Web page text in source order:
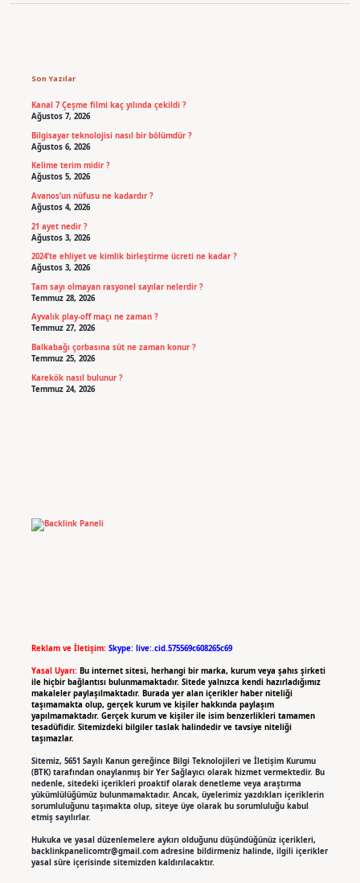
Son Yazılar
Kanal 7 Çeşme filmi kaç yılında çekildi ?
Ağustos 7, 2026
Bilgisayar teknolojisi nasıl bir bölümdür ?
Ağustos 6, 2026
Kelime terim midir ?
Ağustos 5, 2026
Avanos’un nüfusu ne kadardır ?
Ağustos 4, 2026
21 ayet nedir ?
Ağustos 3, 2026
2024’te ehliyet ve kimlik birleştirme ücreti ne kadar ?
Ağustos 3, 2026
Tam sayı olmayan rasyonel sayılar nelerdir ?
Temmuz 28, 2026
Ayvalık play-off maçı ne zaman ?
Temmuz 27, 2026
Balkabağı çorbasına süt ne zaman konur ?
Temmuz 25, 2026
Karekök nasıl bulunur ?
Temmuz 24, 2026
Reklam ve İletişim: Skype: live:.cid.575569c608265c69
Yasal Uyarı: Bu internet sitesi, herhangi bir marka, kurum veya şahıs şirketi
ile hiçbir bağlantısı bulunmamaktadır. Sitede yalnızca kendi hazırladığımız
makaleler paylaşılmaktadır. Burada yer alan içerikler haber niteliği
taşımamakta olup, gerçek kurum ve kişiler hakkında paylaşım
yapılmamaktadır. Gerçek kurum ve kişiler ile isim benzerlikleri tamamen
tesadüfidir. Sitemizdeki bilgiler taslak halindedir ve tavsiye niteliği
taşımazlar.
Sitemiz, 5651 Sayılı Kanun gereğince Bilgi Teknolojileri ve İletişim Kurumu
(BTK) tarafından onaylanmış bir Yer Sağlayıcı olarak hizmet vermektedir. Bu
nedenle, sitedeki içerikleri proaktif olarak denetleme veya araştırma
yükümlülüğümüz bulunmamaktadır. Ancak, üyelerimiz yazdıkları içeriklerin
sorumluluğunu taşımakta olup, siteye üye olarak bu sorumluluğu kabul
etmiş sayılırlar.
Hukuka ve yasal düzenlemelere aykırı olduğunu düşündüğünüz içerikleri,
backlinkpanelicomtr@gmail.comadresine bildirmeniz halinde, ilgili içerikler
yasal süre içerisinde sitemizden kaldırılacaktır.